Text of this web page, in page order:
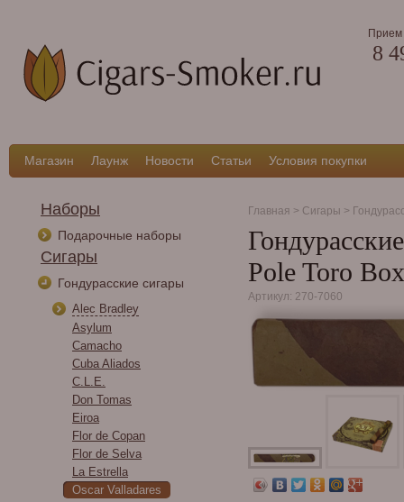
Прием
8
Магазин Лаунж Новости Статьи Условия покупки
Наборы
Подарочные наборы
Сигары
Гондурасские сигары
Alec Bradley
Asylum
Camacho
Cuba Aliados
C.L.E.
Don Tomas
Eiroa
Flor de Copan
Flor de Selva
La Estrella
Oscar Valladares
Главная > Сигары >
Pole Toro
Артикул: 270-7060